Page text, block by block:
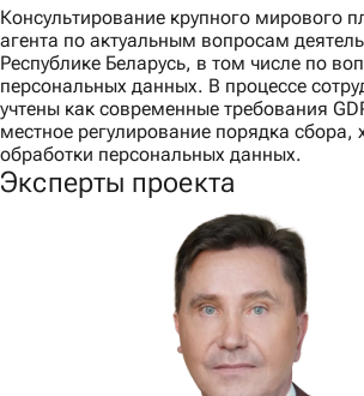
Консультирование крупного мирового
агента по актуальным вопросам
Республике Беларусь, в том числе по
персональных данных. В процессе
учтены как современные требования
местное регулирование порядка сбора,
обработки персональных данных.
Эксперты проекта